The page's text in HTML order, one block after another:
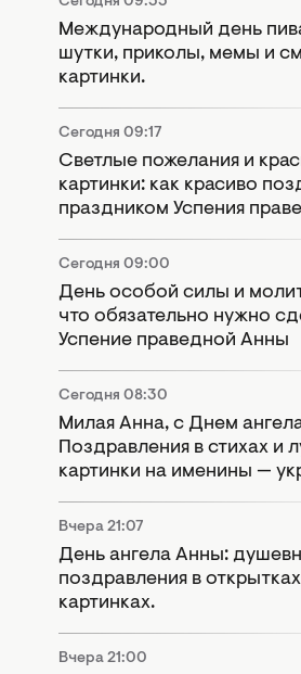
Международный день
шутки, приколы, мемы и
картинки.
Сегодня 09:17
Светлые пожелания и
картинки: как красиво
праздником Успения
Сегодня 09:00
День особой силы и
что обязательно нужно
Успение праведной Анны
Сегодня 08:30
Милая Анна, с Днем
Поздравления в стихах и
картинки на именины —
Вчера 21:07
День ангела Анны:
поздравления в
картинках.
Вчера 21:00